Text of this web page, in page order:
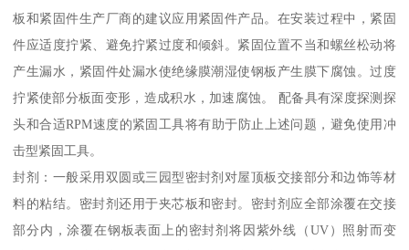
板和紧固件生产厂商的建议应用紧固件产品。在安装过程中，紧固
件应适度拧紧、避免拧紧过度和倾斜。紧固位置不当和螺丝松动将
产生漏水，紧固件处漏水使绝缘膜潮湿使钢板产生膜下腐蚀。过度
拧紧使部分板面变形，造成积水，加速腐蚀。 配备具有深度探测探
头和合适RPM速度的紧固工具将有助于防止上述问题，避免使用冲
击型紧固工具。
封剂：一般采用双圆或三园型密封剂对屋顶板交接部分和边饰等材
料的粘结。密封剂还用于夹芯板和密封。密封剂应全部涂覆在交接
部分内，涂覆在钢板表面上的密封剂将因紫外线（UV）照射而变